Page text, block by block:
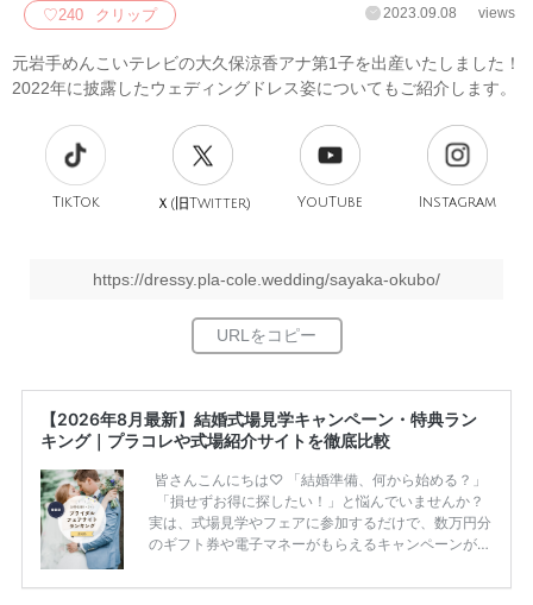
♡240 クリップ 2023.09.08 views
元岩手めんこいテレビの大久保涼香アナ第1子を出産いたしました！
2022年に披露したウェディングドレス姿についてもご紹介します。
TikTok Ｘ(旧 Twitter) YouTube Instagram
https://dressy.pla-cole.wedding/sayaka-okubo/
【2026年8月最新】結婚式場見学キャンペーン・特典ラン
キング｜プラコレや式場紹介サイトを徹底比較
皆さんこんにちは♡ 「結婚準備、何から始める？」
「損せずお得に探したい！」と悩んでいませんか？
実は、式場見学やフェアに参加するだけで、数万円分
のギフト券や電子マネーがもらえるキャンペーンがあ
ため、比較せずに選ぶと損をしてしまうことも……。